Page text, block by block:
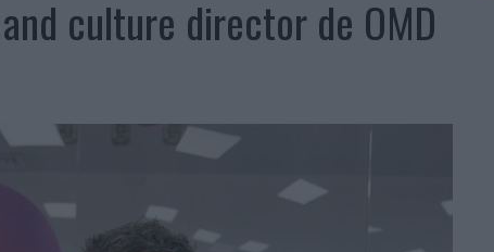
COMERCIAL GLOBAL
INSPIRADA EN CORNETTO, CALIPPO Y SOLERO
GESTIÓN DE SUS RELACIONES CON LOS MEDIOS
EN SU ÚLTIMA CAMPAÑA INTERNACIONAL
DE MARCA A LARGO PLAZO Y LA MEDICIÓN SON DOS CARAS DE LA MISMA
culture director de OMD